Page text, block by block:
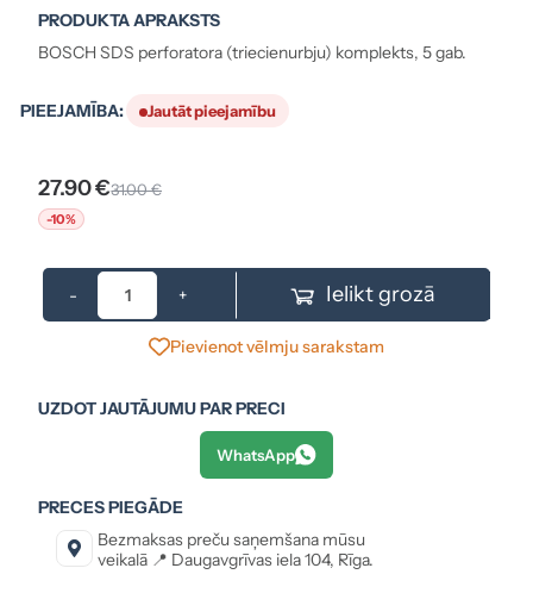
PRODUKTA APRAKSTS
BOSCH SDS perforatora (triecienurbju) komplekts, 5 gab.
PIEEJAMĪBA: Jautāt pieejamību
27.90 €31.00 €
-10%
- + Ielikt grozā
Pievienot vēlmju sarakstam
UZDOT JAUTĀJUMU PAR PRECI
WhatsApp
PRECES PIEGĀDE
Bezmaksas preču saņemšana mūsu
veikalā 📍 Daugavgrīvas iela 104, Rīga.